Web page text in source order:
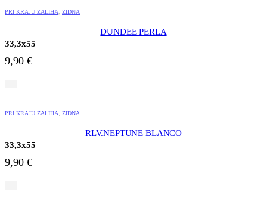
PRI KRAJU ZALIHA ZIDNA
DUNDEE PERLA
33,3x55
9,90 €
PRI KRAJU ZALIHA ZIDNA
RLV.NEPTUNE BLANCO
33,3x55
9,90 €